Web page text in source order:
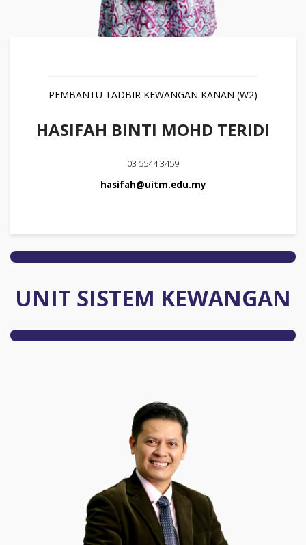
PEMBANTU TADBIR KEWANGAN KANAN (W2)
HASIFAH BINTI MOHD TERIDI
03 5544 3459
hasifah@uitm.edu.my
UNIT SISTEM KEWANGAN